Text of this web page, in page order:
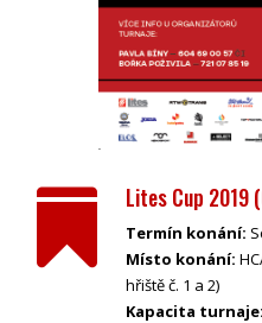
 Lites Cup 2019
Termín konání:
Místo konání:
hřiště č. 1 a 2)
Kapacita turnaje: